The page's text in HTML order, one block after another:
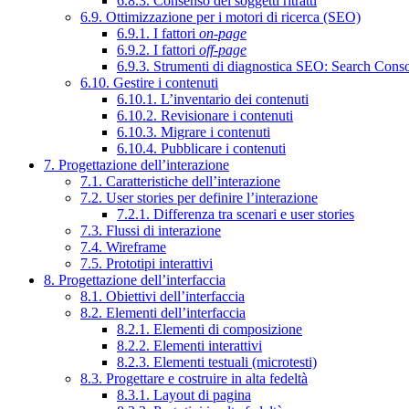
6.9. Ottimizzazione per i motori di ricerca (SEO)
6.9.1. I fattori on-page
6.9.2. I fattori off-page
6.9.3. Strumenti di diagnostica SEO: Search
6.10. Gestire i contenuti
6.10.1. L’inventario dei contenuti
6.10.2. Revisionare i contenuti
6.10.3. Migrare i contenuti
6.10.4. Pubblicare i contenuti
7. Progettazione dell’interazione
7.1. Caratteristiche dell’interazione
7.2. User stories per definire l’interazione
7.2.1. Differenza tra scenari e user stories
7.3. Flussi di interazione
7.4. Wireframe
7.5. Prototipi interattivi
8. Progettazione dell’interfaccia
8.1. Obiettivi dell’interfaccia
8.2. Elementi dell’interfaccia
8.2.1. Elementi di composizione
8.2.2. Elementi interattivi
8.2.3. Elementi testuali (microtesti)
8.3. Progettare e costruire in alta fedeltà
8.3.1. Layout di pagina